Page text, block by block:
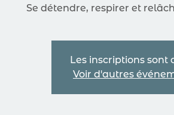
Se détendre, respirer et
Les inscriptions sont
Voir d'autres